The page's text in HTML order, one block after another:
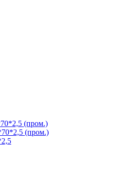
(пром.)
(пром.)